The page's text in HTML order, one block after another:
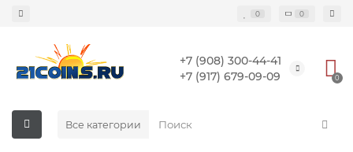
0 0
+7 (908) 300-44-41
+7 (917) 679-09-09
0
Все категории